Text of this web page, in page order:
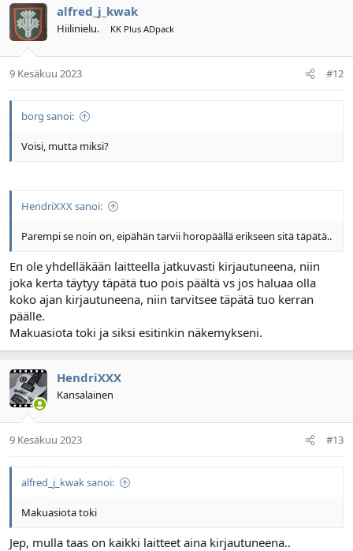
alfred_j_kwak
Hiilinielu. KK Plus ADpack
9 Kesäkuu 2023 #12
borg sanoi:
Voisi, mutta miksi?
HendriXXX sanoi:
Parempi se noin on, eipähän tarvii horopäällä erikseen sitä täpätä..
En ole yhdelläkään laitteella jatkuvasti kirjautuneena, niin
joka kerta täytyy täpätä tuo pois päältä vs jos haluaa olla
koko ajan kirjautuneena, niin tarvitsee täpätä tuo kerran
päälle.
Makuasiota toki ja siksi esitinkin näkemykseni.
HendriXXX
Kansalainen
9 Kesäkuu 2023 #13
alfred_j_kwak sanoi:
Makuasiota toki
Jep, mulla taas on kaikki laitteet aina kirjautuneena..